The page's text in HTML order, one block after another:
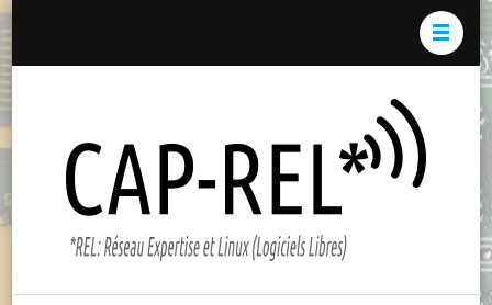
Aller
Entrée)
Cap-
REL*
et
Libres)